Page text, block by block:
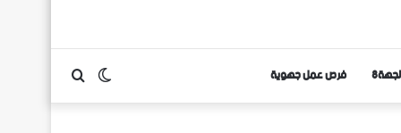
فرص عمل جهوية